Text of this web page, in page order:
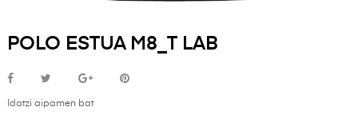
POLO ESTUA M8_T LAB
Idatzi aipamen bat